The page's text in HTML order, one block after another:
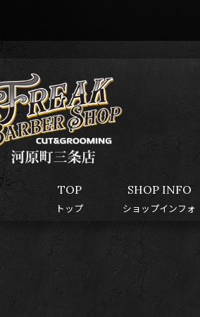
TOP
トップ
SHOP INFO
ショップインフォ